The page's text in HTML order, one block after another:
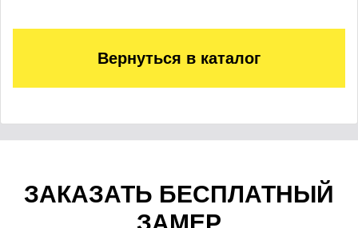
Вернуться в каталог
ЗАКАЗАТЬ БЕСПЛАТНЫЙ